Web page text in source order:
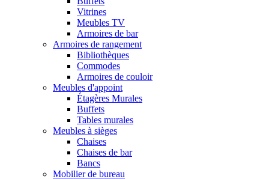
Vitrines
Meubles TV
Armoires de bar
Armoires de rangement
Bibliothèques
Commodes
Armoires de couloir
Meubles d'appoint
Étagères Murales
Buffets
Tables murales
Meubles à sièges
Chaises
Chaises de bar
Bancs
Mobilier de bureau